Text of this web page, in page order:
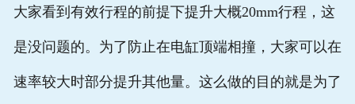
联系我们
大家看到有效行程的前提下提升大概20mm行程，这
是没问题的。为了防止在电缸顶端相撞，大家可以在
速率较大时部分提升其他量。这么做的目的就是为了